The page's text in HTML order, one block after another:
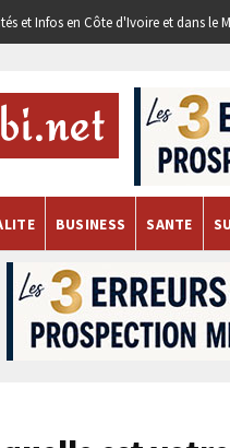
et Infos en Côte d'Ivoire et dans le
BUSINESS SANTE